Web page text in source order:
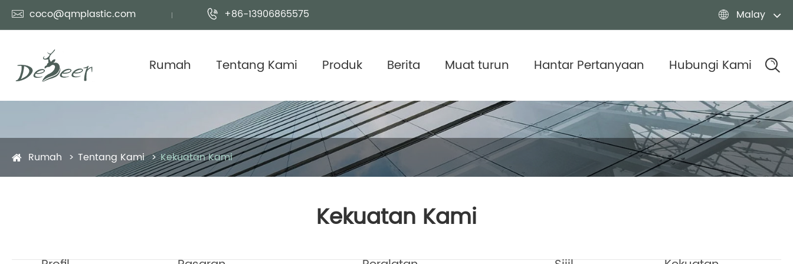
 coco@qmplastic.com  +86-13906865575  Malay
Rumah Tentang Kami Produk Berita Muat turun Hantar Pertanyaan Hubungi Kami
Rumah Tentang Kami Kekuatan Kami
Kekuatan Kami